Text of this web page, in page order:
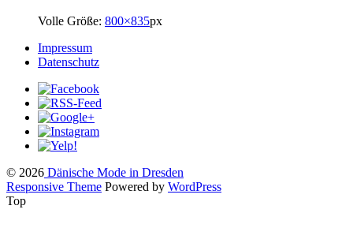
Volle Größe: 800×835px
Impressum
Datenschutz
© 2026 Dänische Mode in Dresden
Responsive Theme Powered by WordPress
Top